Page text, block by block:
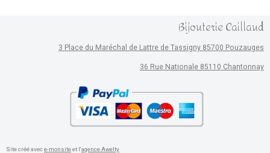
Bijouterie Caillaud
3 Place du Maréchal de Lattre de Tassigny 85700 Pouzauges
36 Rue Nationale 85110 Chantonnay
Site créé avece-monsiteet l'agence Awelty